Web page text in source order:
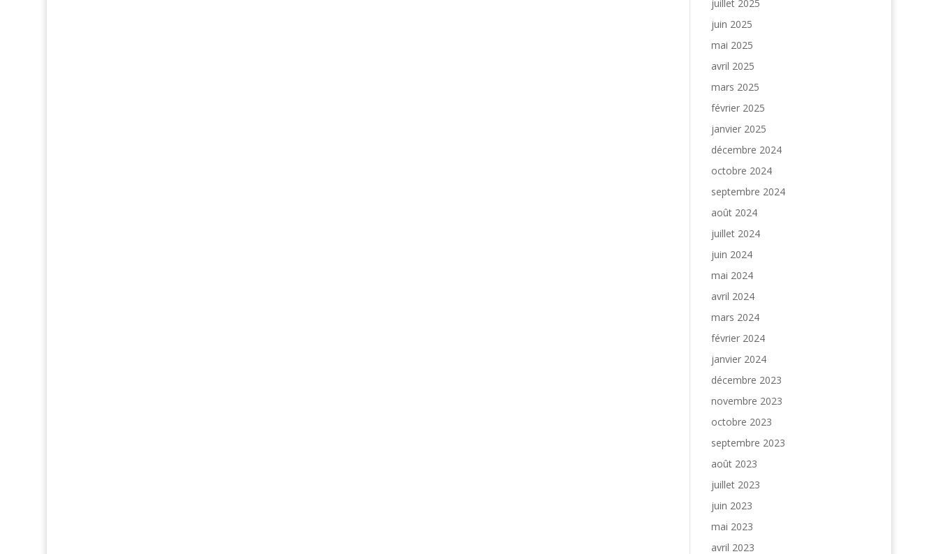
juillet 2025
juin 2025
mai 2025
avril 2025
mars 2025
février 2025
janvier 2025
décembre 2024
octobre 2024
septembre 2024
août 2024
juillet 2024
juin 2024
mai 2024
avril 2024
mars 2024
février 2024
janvier 2024
décembre 2023
novembre 2023
octobre 2023
septembre 2023
août 2023
juillet 2023
juin 2023
mai 2023
avril 2023